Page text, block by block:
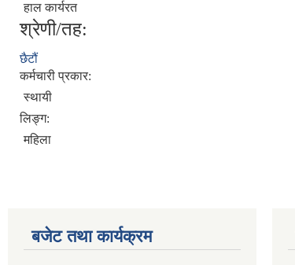
हाल कार्यरत
श्रेणी/तह:
छैटौं
कर्मचारी प्रकार:
स्थायी
लिङ्ग:
महिला
बजेट तथा कार्यक्रम